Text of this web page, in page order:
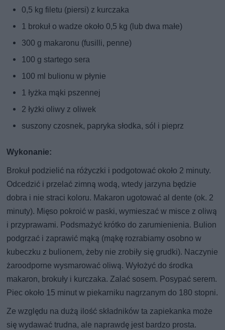
0,5 kg filetu (piersi) z kurczaka
1 brokuł o wadze około 0,5 kg (lub dwa małe)
300 g makaronu (fusilli, penne)
100 g startego sera
100 ml bulionu w płynie
1 łyżka mąki pszennej
2 łyżki oliwy z oliwek
suszony czosnek, papryka słodka, sól i pieprz
Wykonanie:
Brokuł podzielić na różyczki i podgotować około 2 minuty.
Odcedzić i przelać zimną wodą, wtedy jarzyna będzie
dobra i nie straci koloru. Makaron ugotować al dente (ok. 2
minuty). Mięso pokroić w paski, wymieszać w misce z oliwą
i przyprawami. Podsmażyć krótko do zarumienienia. Bulion
podgrzać i zaprawić mąką (mąkę rozrabiamy osobno w
kubeczku z bulionem, żeby nie zrobiły się grudki). Naczynie
żaroodporne wysmarować oliwą. Wyłożyć do środka
makaron, brokuły i kurczaka. Zalać sosem. Posypać serem.
Piec około 15 minut w piekarniku nagrzanym do 180 stopni.
Ze względu na dużą ilość składników ta zapiekanka może
się wydawać trudna, ale naprawdę jest bardzo prosta.